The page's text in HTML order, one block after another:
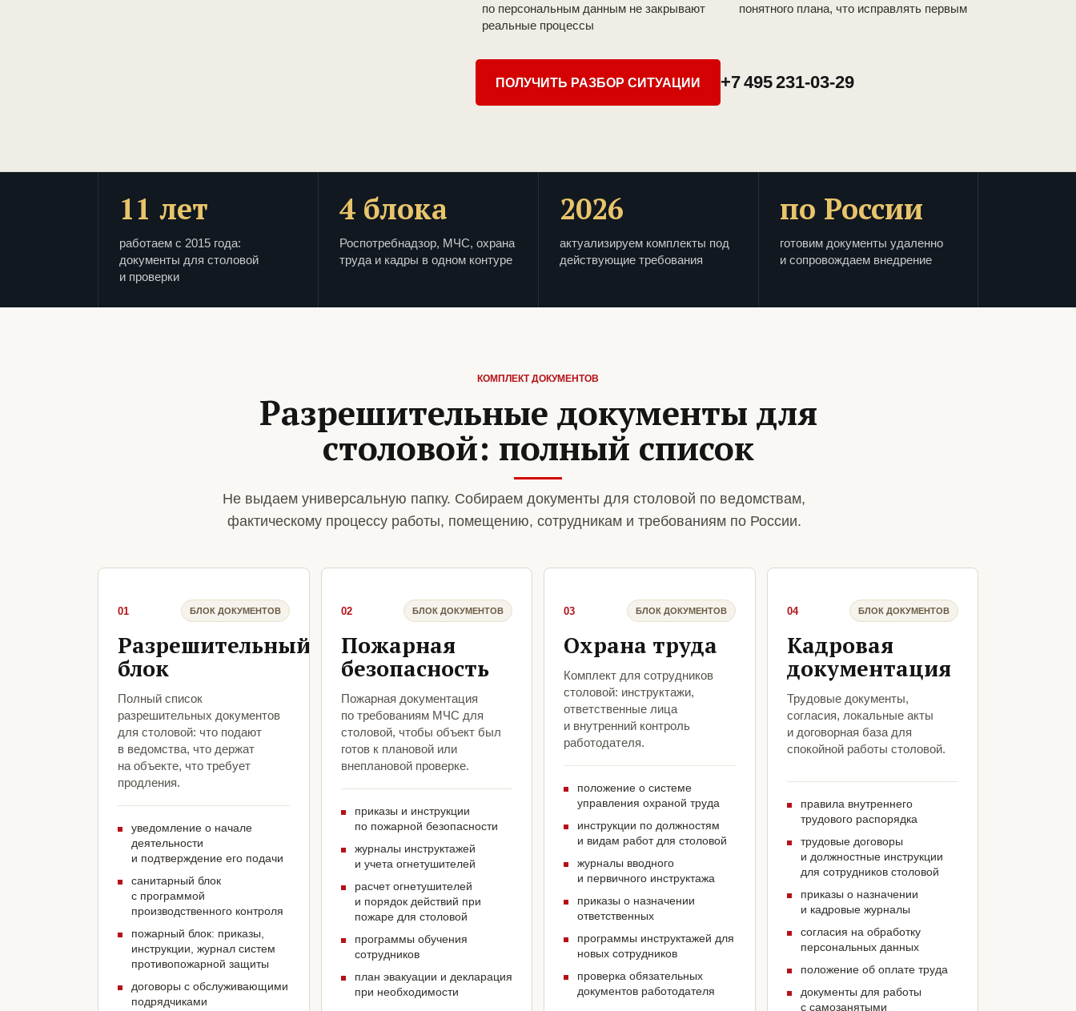
по персональным данным не закрывают
реальные процессы
понятного плана, что исправлять первым
ПОЛУЧИТЬ РАЗБОР СИТУАЦИИ +7 495 231-03-29
11 лет
работаем с 2015 года:
документы для столовой
и проверки
4 блока
Роспотребнадзор, МЧС, охрана
труда и кадры в одном контуре
2026
актуализируем комплекты под
действующие требования
по России
готовим документы удаленно
и сопровождаем внедрение
КОМПЛЕКТ ДОКУМЕНТОВ
Разрешительные документы для
столовой: полный список
Не выдаем универсальную папку. Собираем документы для столовой по ведомствам,
фактическому процессу работы, помещению, сотрудникам и требованиям по России.
01 БЛОК ДОКУМЕНТОВ
Разрешительный
блок
Полный список
разрешительных документов
для столовой: что подают
в ведомства, что держат
на объекте, что требует
продления.
уведомление о начале
деятельности
и подтверждение его подачи
санитарный блок
с программой
производственного контроля
пожарный блок: приказы,
инструкции, журнал систем
противопожарной защиты
договоры с обслуживающими
подрядчиками
02 БЛОК ДОКУМЕНТОВ
Пожарная
безопасность
Пожарная документация
по требованиям МЧС для
столовой, чтобы объект был
готов к плановой или
внеплановой проверке.
приказы и инструкции
по пожарной безопасности
журналы инструктажей
и учета огнетушителей
расчет огнетушителей
и порядок действий при
пожаре для столовой
программы обучения
сотрудников
план эвакуации и декларация
при необходимости
03 БЛОК ДОКУМЕНТОВ
Охрана труда
Комплект для сотрудников
столовой: инструктажи,
ответственные лица
и внутренний контроль
работодателя.
положение о системе
управления охраной труда
инструкции по должностям
и видам работ для столовой
журналы вводного
и первичного инструктажа
приказы о назначении
ответственных
программы инструктажей для
новых сотрудников
проверка обязательных
документов работодателя
04 БЛОК ДОКУМЕНТОВ
Кадровая
документация
Трудовые документы,
согласия, локальные акты
и договорная база для
спокойной работы столовой.
правила внутреннего
трудового распорядка
трудовые договоры
и должностные инструкции
для сотрудников столовой
приказы о назначении
и кадровые журналы
согласия на обработку
персональных данных
положение об оплате труда
документы для работы
с самозанятыми